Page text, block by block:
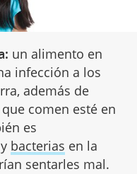
un alimento en
infección a los
además de
comen esté en
es
bacterias en la
sentarles mal.